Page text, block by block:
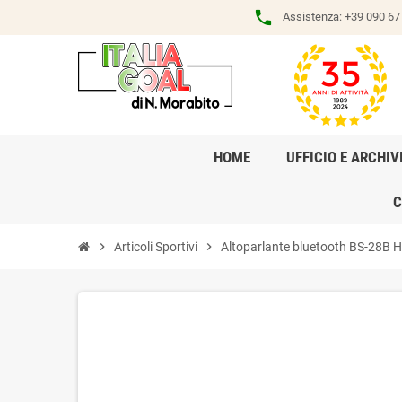
phone Assistenza: +39 090
HOME UFFICIO E
chevron_right Articoli Sportivi chevron_right Altoparlante bluetooth BS-28B